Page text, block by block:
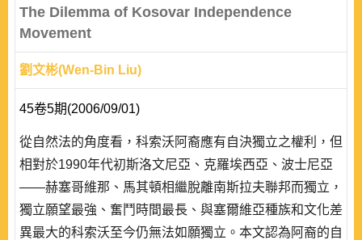
The Dilemma of Kosovar Independence
Movement
劉文彬(Wen-Bin Liu)
45卷5期(2006/09/01)
從自然法的角度看，科索沃阿裔應有自決獨立之權利，但
相對於1990年代初斯洛文尼亞、克羅埃西亞、波士尼亞
——赫塞哥維那、馬其頓相繼脫離南斯拉夫聯邦而獨立，
獨立願望最強、奮鬥時間最長、與塞爾維亞種族和文化差
異最大的科索沃至今仍無法如願獨立。本文認為阿裔的自